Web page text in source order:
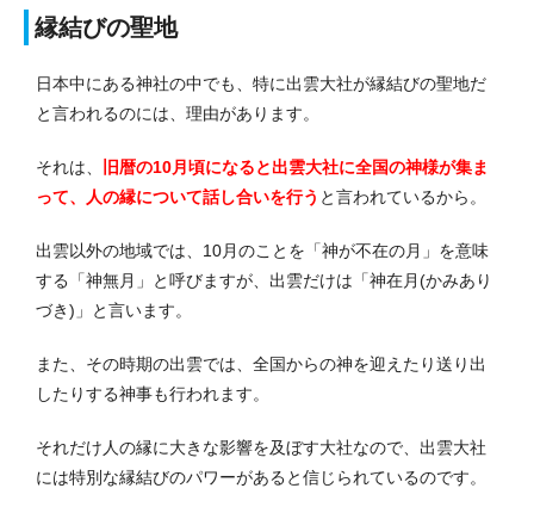
縁結びの聖地
日本中にある神社の中でも、特に出雲大社が縁結びの聖地だ
と言われるのには、理由があります。
それは、
旧暦の10月頃になると出雲大社に全国の神様が集ま
って、人の縁について話し合いを行う と言われているから。
出雲以外の地域では、10月のことを「神が不在の月」を意味
する「神無月」と呼びますが、出雲だけは「神在月(かみあり
づき)」と言います。
また、その時期の出雲では、全国からの神を迎えたり送り出
したりする神事も行われます。
それだけ人の縁に大きな影響を及ぼす大社なので、出雲大社
には特別な縁結びのパワーがあると信じられているのです。